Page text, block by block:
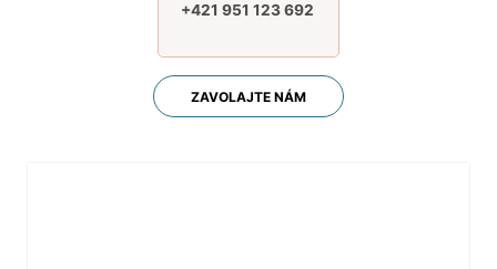
+421 951 123 692
ZAVOLAJTE NÁM